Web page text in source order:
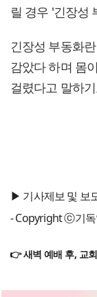
릴 경우 '긴장성
긴장성 부동화
감았다 하며 몸
걸렸다고 말하
▶ 기사제보 및 보
- Copyright ⓒ기독
👉 새벽 예배 후, 교